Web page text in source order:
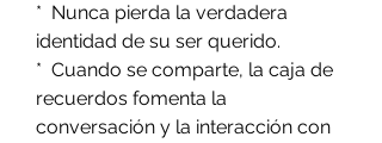
* Nunca pierda la verdadera
identidad de su ser querido.
* Cuando se comparte, la caja de
recuerdos fomenta la
conversación y la interacción con